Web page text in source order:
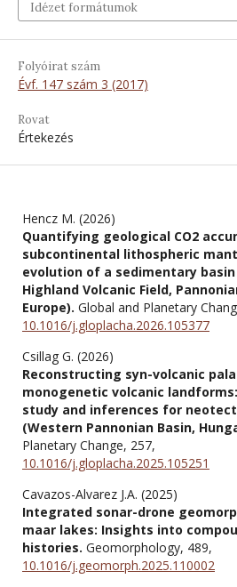
Idézet formátumok
Folyóirat szám
Évf. 147 szám 3 (2017)
Rovat
Értekezés
Hencz M. (2026)
Quantifying geological CO2
subcontinental lithospheric
evolution of a sedimentary
Highland Volcanic Field,
Europe). Global and Planetary
10.1016/j.gloplacha.2026.105377
Csillag G. (2026)
Reconstructing syn-volcanic
monogenetic volcanic
study and inferences for
(Western Pannonian Basin,
Planetary Change, 257,
10.1016/j.gloplacha.2025.105251
Cavazos-Alvarez J.A. (2025)
Integrated sonar-drone
maar lakes: Insights into
histories. Geomorphology, 489,
10.1016/j.geomorph.2025.110002